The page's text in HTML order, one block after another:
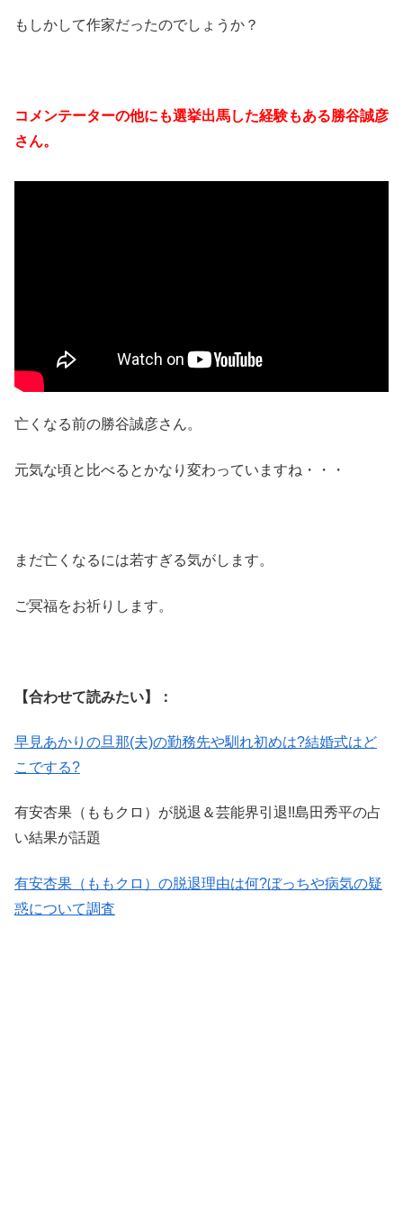
もしかして作家だったのでしょうか？
コメンテーターの他にも選挙出馬した経験もある勝谷誠彦
さん。
亡くなる前の勝谷誠彦さん。
元気な頃と比べるとかなり変わっていますね・・・
まだ亡くなるには若すぎる気がします。
ご冥福をお祈りします。
【合わせて読みたい】：
早見あかりの旦那(夫)の勤務先や馴れ初めは?結婚式はど
こでする?
有安杏果（ももクロ）が脱退＆芸能界引退!!島田秀平の占
い結果が話題
有安杏果（ももクロ）の脱退理由は何?ぼっちや病気の疑
惑について調査